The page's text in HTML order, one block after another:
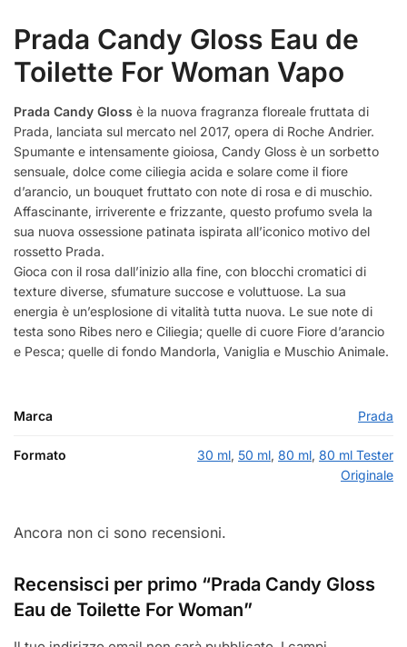
Prada Candy Gloss Eau de
Toilette For Woman Vapo
Prada Candy Gloss è la nuova fragranza floreale fruttata di
Prada, lanciata sul mercato nel 2017, opera di Roche Andrier.
Spumante e intensamente gioiosa, Candy Gloss è un sorbetto
sensuale, dolce come ciliegia acida e solare come il fiore
d’arancio, un bouquet fruttato con note di rosa e di muschio.
Affascinante, irriverente e frizzante, questo profumo svela la
sua nuova ossessione patinata ispirata all’iconico motivo del
rossetto Prada.
Gioca con il rosa dall’inizio alla fine, con blocchi cromatici di
texture diverse, sfumature succose e voluttuose. La sua
energia è un’esplosione di vitalità tutta nuova. Le sue note di
testa sono Ribes nero e Ciliegia; quelle di cuore Fiore d’arancio
e Pesca; quelle di fondo Mandorla, Vaniglia e Muschio Animale.
Marca Prada
Formato 30 ml, 50 ml, 80 ml, 80 ml Tester
Originale
Ancora non ci sono recensioni.
Recensisci per primo “Prada Candy Gloss
Eau de Toilette For Woman”